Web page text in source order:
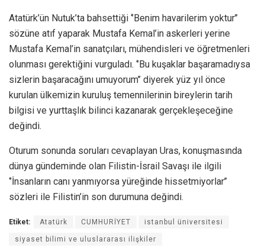
Atatürk’ün Nutuk’ta bahsettiği ‘’Benim havarilerim yoktur’’
sözüne atıf yaparak Mustafa Kemal’in askerleri yerine
Mustafa Kemal’in sanatçıları, mühendisleri ve öğretmenleri
olunması gerektiğini vurguladı. ‘’Bu kuşaklar başaramadıysa
sizlerin başaracağını umuyorum’’ diyerek yüz yıl önce
kurulan ülkemizin kuruluş temennilerinin bireylerin tarih
bilgisi ve yurttaşlık bilinci kazanarak gerçekleşeceğine
değindi.
Oturum sonunda soruları cevaplayan Uras, konuşmasında
dünya gündeminde olan Filistin-İsrail Savaşı ile ilgili
‘’İnsanların canı yanmıyorsa yüreğinde hissetmiyorlar’’
sözleri ile Filistin’in son durumuna değindi.
Etiket: Atatürk CUMHURİYET istanbul üniversitesi
siyaset bilimi ve uluslararası ilişkiler